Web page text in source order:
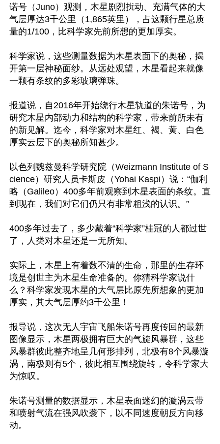
诺号（Juno）观测，木星剧烈扰动、充满气体的大
气层厚达3千公里（1,865英里），占这颗行星总质
量的1/100，比科学家先前所想的更加厚实。
科学家说，这些测量数据为木星表面下的奥秘，揭
开第一层神秘面纱。从远处观望，木星看起来就像
一颗有条纹的多彩玻璃弹珠。
报道说，自2016年开始绕行木星轨道的朱诺号，为
研究木星内部动力和结构的科学家，带来前所未有
的新见解。迄今，科学家对木星红、褐、黄、白色
厚实云层下的奥秘所知甚少。
以色列魏兹曼科学研究院（Weizmann Institute of S
cience）研究人员卡斯皮（Yohai Kaspi）说：“伽利
略（Galileo）400多年前观察到木星表面的条纹。直
到现在，我们对它们仍只有非常粗浅的认识。”
400多年过去了，多少戴着“科学家”桂冠的人都过世
了，人类对木星还是一无所知。
实际上，木星上有着数不清的生命，那里的生存环
境是创世主为木星生命准备的。你猜科学家说什
么？科学家发现木星的大气层比原先所想象的更加
厚实，其大气层厚约3千公里！
报导说，这次无人宇宙飞船朱诺号再度传回的最新
图像显示，木星两极拥有巨大的气旋风暴群，这些
风暴群彼此整齐地呈几何形排列，北极有8个风暴漩
涡，南极则有5个，彼此相互围绕旋转，令科学家大
为惊叹。
朱诺号测量的数据显示，木星表面迷幻的漩涡云带
和喷射气流在强风吹袭下，以不同速度朝反方向移
动。